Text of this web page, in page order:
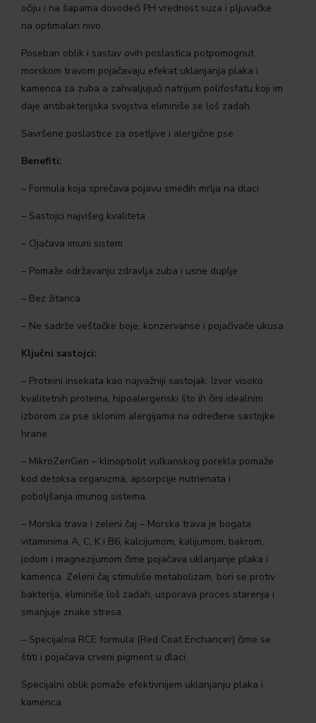
očiju i na šapama dovodeći PH vrednost suza i pljuvačke
na optimalan nivo.
Poseban oblik i sastav ovih poslastica potpomognut
morskom travom pojačavaju efekat uklanjanja plaka i
kamenca za zuba a zahvaljujući natrijum polifosfatu koji im
daje antibakterijska svojstva eliminiše se loš zadah.
Savršene poslastice za osetljive i alergične pse.
Benefiti:
– Formula koja sprečava pojavu smeđih mrlja na dlaci
– Sastojci najvišeg kvaliteta
– Ojačava imuni sistem
– Pomaže održavanju zdravlja zuba i usne duplje
– Bez žitarica
– Ne sadrže veštačke boje, konzervanse i pojačivače ukusa
Ključni sastojci:
– Proteini insekata kao najvažniji sastojak: Izvor visoko
kvalitetnih proteina, hipoalergenski što ih čini idealnim
izborom za pse sklonim alergijama na određene sastojke
hrane.
– MikroZenGen – klinoptiolit vulkanskog porekla pomaže
kod detoksa organizma, apsorpcije nutrienata i
poboljšanja imunog sistema.
– Morska trava i zeleni čaj – Morska trava je bogata
vitaminima A, C, K i B6, kalcijumom, kalijumom, bakrom,
jodom i magnezijumom čime pojačava uklanjanje plaka i
kamenca. Zeleni čaj stimuliše metabolizam, bori se protiv
bakterija, eliminiše loš zadah, usporava proces starenja i
smanjuje znake stresa.
– Specijalna RCE formula (Red Coat Enchancer) čime se
štiti i pojačava crveni pigment u dlaci.
Specijalni oblik pomaže efektivnijem uklanjanju plaka i
kamenca